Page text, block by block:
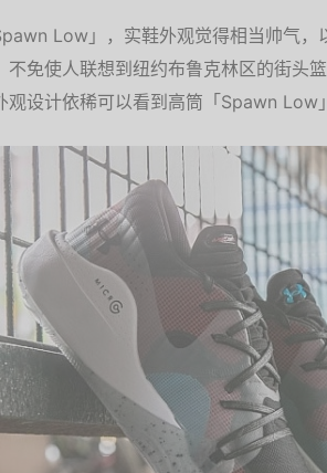
Low」，实鞋外观觉得相当帅气
不免使人联想到纽约布鲁克林区的街头
观设计依稀可以看到高筒「Spawn Low